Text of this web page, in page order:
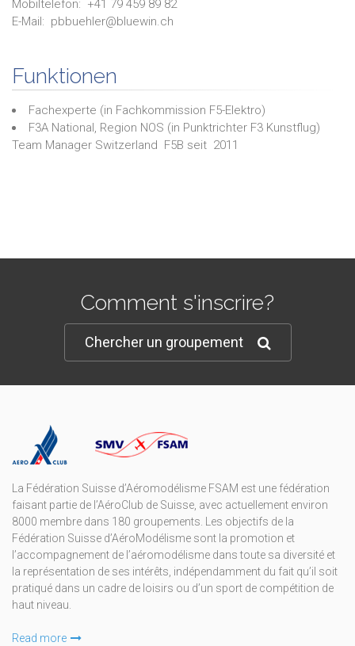
Mobiltelefon: +41 79 459 89 82
E-Mail: pbbuehler@bluewin.ch
Funktionen
Fachexperte (in Fachkommission F5-Elektro)
F3A National, Region NOS (in Punktrichter F3 Kunstflug)
Team Manager Switzerland F5B seit 2011
Comment s'inscrire?
Chercher un groupement
La Fédération Suisse d’Aéromodélisme FSAM est une fédération
faisant partie de l’AéroClub de Suisse, avec actuellement environ
8000 membre dans 180 groupements. Les objectifs de la
Fédération Suisse d’AéroModélisme sont la promotion et
l’accompagnement de l’aéromodélisme dans toute sa diversité et
la représentation de ses intérêts, indépendamment du fait qu’il soit
pratiqué dans un cadre de loisirs ou d’un sport de compétition de
haut niveau.
Read more